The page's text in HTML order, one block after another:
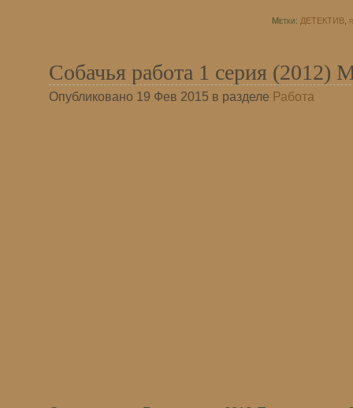
Метки: ДЕТЕКТИВ,
Собачья работа 1 серия (2012)
Опубликовано 19 Фев 2015 в разделе Работа